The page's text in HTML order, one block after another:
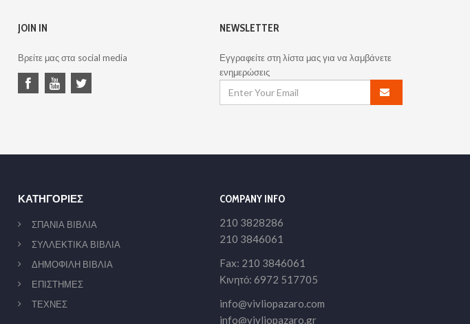
JOIN IN
Βρείτε μας στα social media
NEWSLETTER
Εγγραφείτε στη λίστα μας για να λαμβάνετε
ενημερώσεις
ΚΑΤΗΓΟΡΙΕΣ
ΣΠΑΝΙΑ ΒΙΒΛΙΑ
ΣΥΛΛΕΚΤΙΚΑ ΒΙΒΛΙΑ
ΔΗΜΟΦΙΛΗ ΒΙΒΛΙΑ
ΕΠΙΣΤΗΜΕΣ
ΤΕΧΝΕΣ
COMPANY INFO
210 3828286
210 3846061
Fax: 210 3846061
Κινητό: 6972 517705
info@vivliopazaro.com
info@vivliopazaro.gr